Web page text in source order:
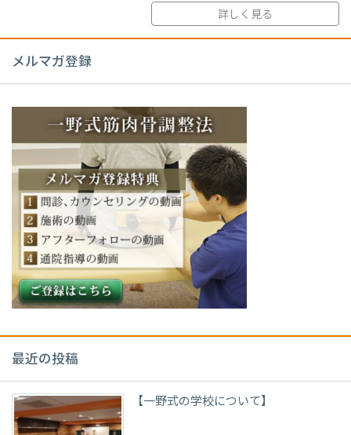
詳しく見る
メルマガ登録
最近の投稿
【一野式の学校について】